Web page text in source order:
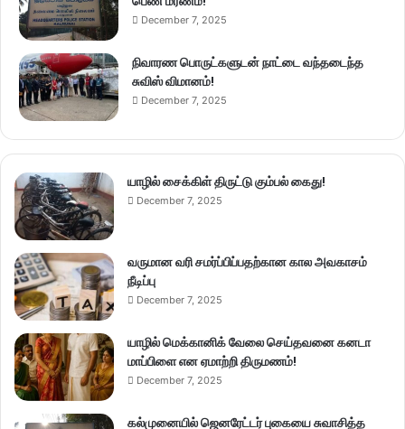
December 7, 2025
நிவாரண பொருட்களுடன் நாட்டை வந்தடைந்த
சுவிஸ் விமானம்!
December 7, 2025
யாழில் சைக்கிள் திருட்டு கும்பல் கைது!
December 7, 2025
வருமான வரி சமர்ப்பிப்பதற்கான கால அவகாசம்
நீடிப்பு
December 7, 2025
யாழில் மெக்கானிக் வேலை செய்தவனை கனடா
மாப்பிளை என ஏமாற்றி திருமணம்!
December 7, 2025
கல்முனையில் ஜெனரேட்டர் புகையை சுவாசித்த